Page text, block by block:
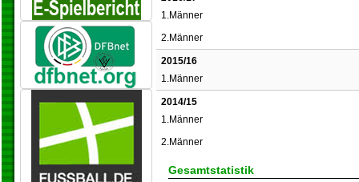
1.Männer
2.Männer
2015/16
1.Männer
2014/15
1.Männer
2.Männer
Gesamtstatistik